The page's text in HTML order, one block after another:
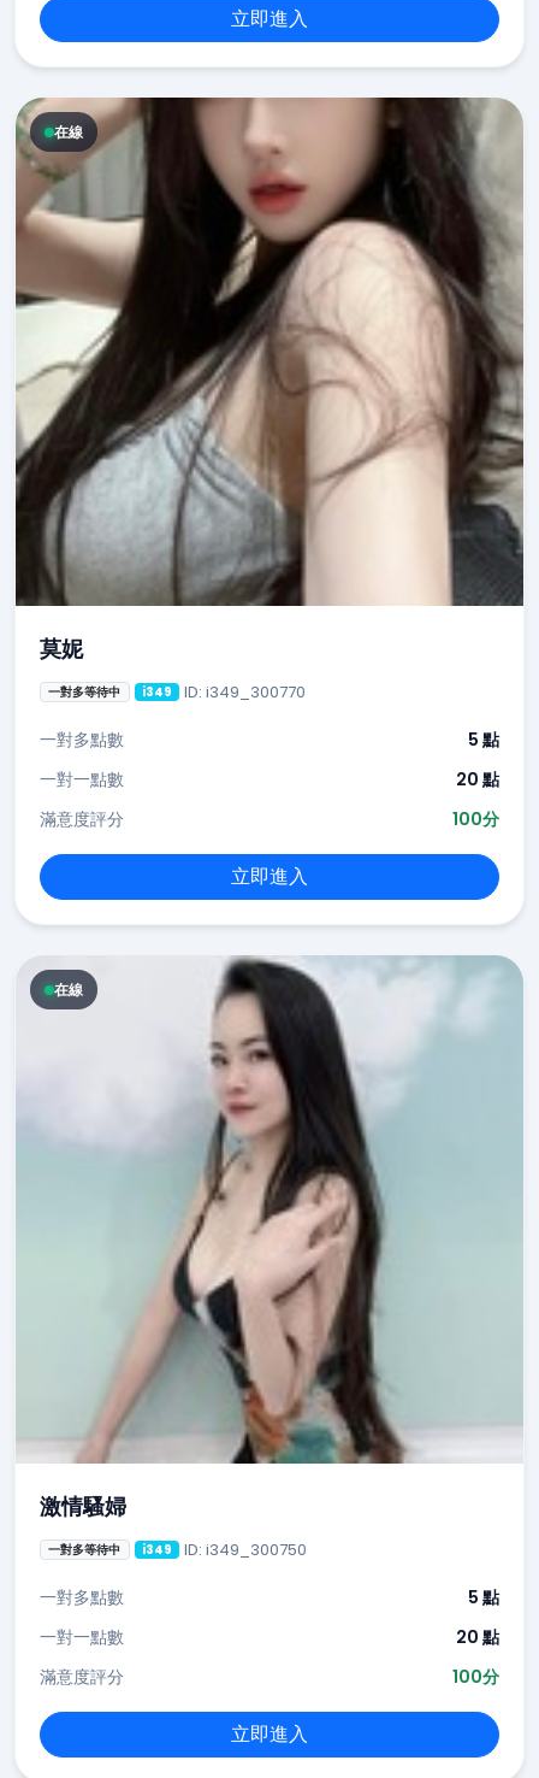
立即進入
在線
莫妮
一對多等待中 i349 ID: i349_300770
一對多點數
5 點
一對一點數
20 點
滿意度評分
100分
立即進入
在線
激情騷婦
一對多等待中 i349 ID: i349_300750
一對多點數
5 點
一對一點數
20 點
滿意度評分
100分
立即進入